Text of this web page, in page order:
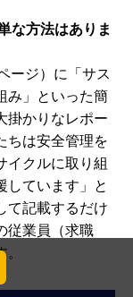
な方法はありま
ージ）に「サス
み」といった簡
掛かりなレポー
ちは安全管理を
イクルに取り組
しています」と
て記載するだけ
従業員（求職